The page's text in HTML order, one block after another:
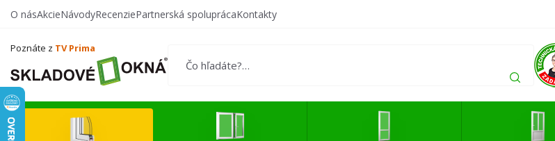
Vytvorte si vlastný
O násAkcieNávodyRecenziePartnerská spoluprácaKontakty
Poznáte z TV Prima